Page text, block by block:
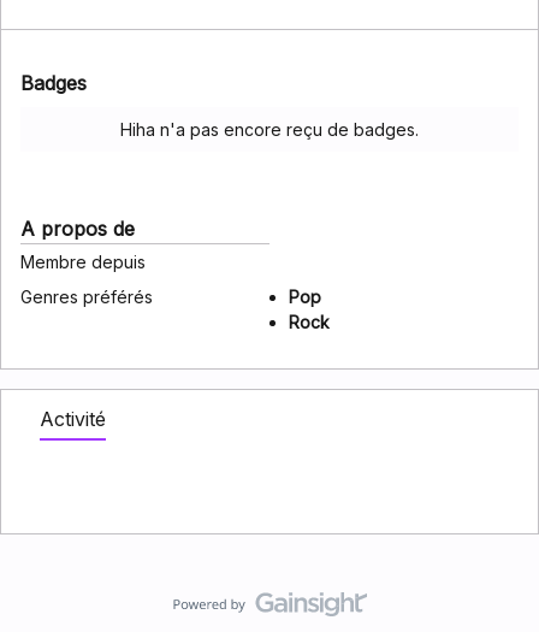
Badges
Hiha n'a pas encore reçu de badges.
A propos de
Membre depuis
Genres préférés
Pop
Rock
Activité